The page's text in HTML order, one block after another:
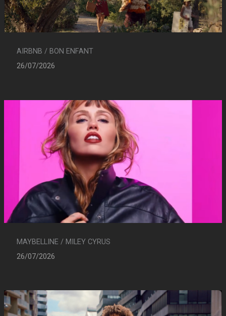
AIRBNB / BON ENFANT
26/07/2026
MAYBELLINE / MILEY CYRUS
26/07/2026